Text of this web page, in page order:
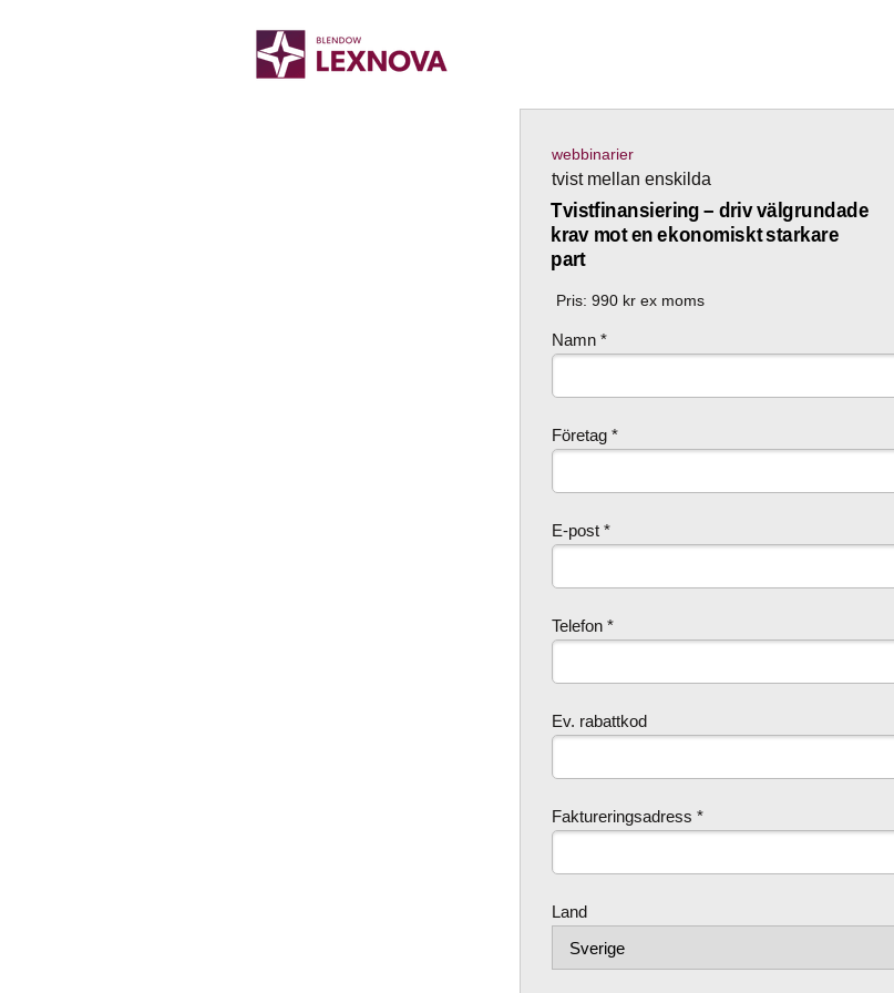
Namn *
Företag *
E-post *
Telefon *
Ev. rabattkod
Faktureringsadress *
Land
webbinarier
tvist mellan enskilda
Pris: 990 kr ex moms
Tvistfinansiering – driv välgrundade
krav mot en ekonomiskt starkare
part